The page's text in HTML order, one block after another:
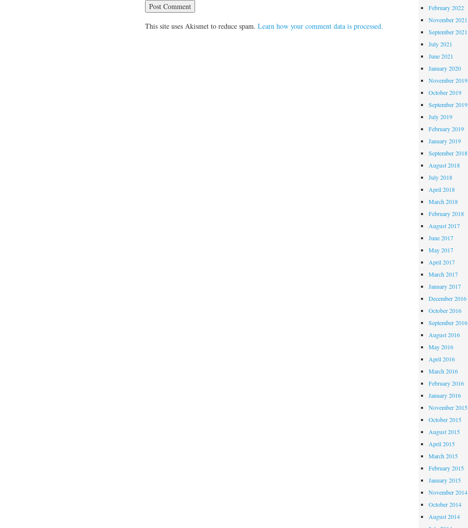
This site uses Akismet to reduce spam. Learn how your comment data is processed.
February 2022
November 2021
September 2021
July 2021
June 2021
January 2020
November 2019
October 2019
September 2019
July 2019
February 2019
January 2019
September 2018
August 2018
July 2018
April 2018
March 2018
February 2018
August 2017
June 2017
May 2017
April 2017
March 2017
January 2017
December 2016
October 2016
September 2016
August 2016
May 2016
April 2016
March 2016
February 2016
January 2016
November 2015
October 2015
August 2015
April 2015
March 2015
February 2015
January 2015
November 2014
October 2014
August 2014